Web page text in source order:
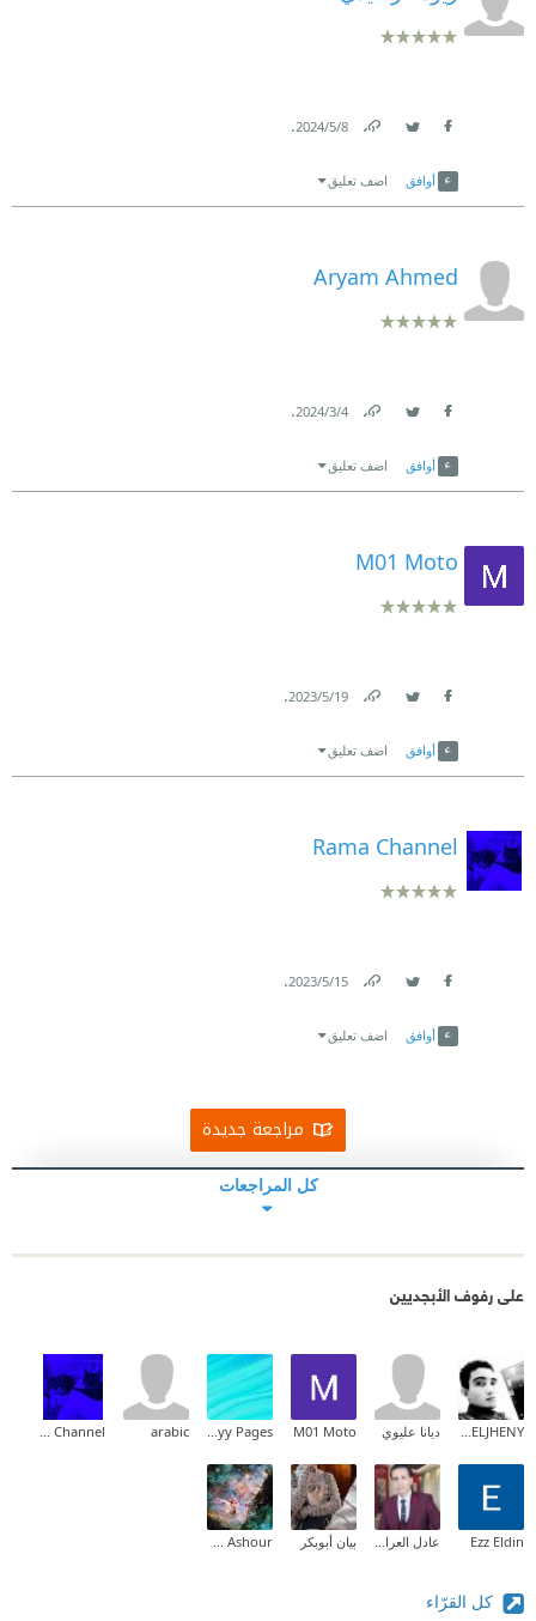
8‏/5‏/2024
.
أوافق اضف تعليق
Aryam Ahmed
4‏/3‏/2024
.
أوافق اضف تعليق
M01 Moto
19‏/5‏/2023
.
أوافق اضف تعليق
Rama Channel
15‏/5‏/2023
.
أوافق اضف تعليق
مراجعة جديدة
كل المراجعات
على رفوف الأبجديين
ديانا عليوي M01 Moto
arabic
Ezz Eldin بيان أبوبكر
كل القرّاء